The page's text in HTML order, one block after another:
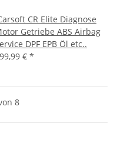
CR Elite Diagnose
Getriebe ABS Airbag
DPF EPB Öl etc..
€ *
8